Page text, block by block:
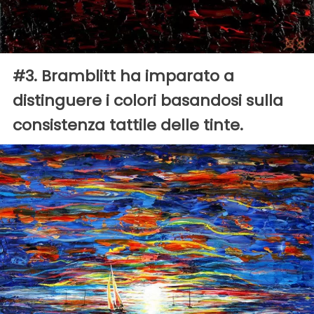
#3. Bramblitt ha imparato a
distinguere i colori basandosi sulla
consistenza tattile delle tinte.